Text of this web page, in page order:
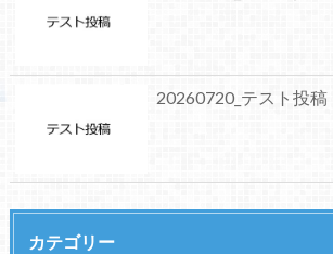
20260720_テスト投稿
カテゴリー